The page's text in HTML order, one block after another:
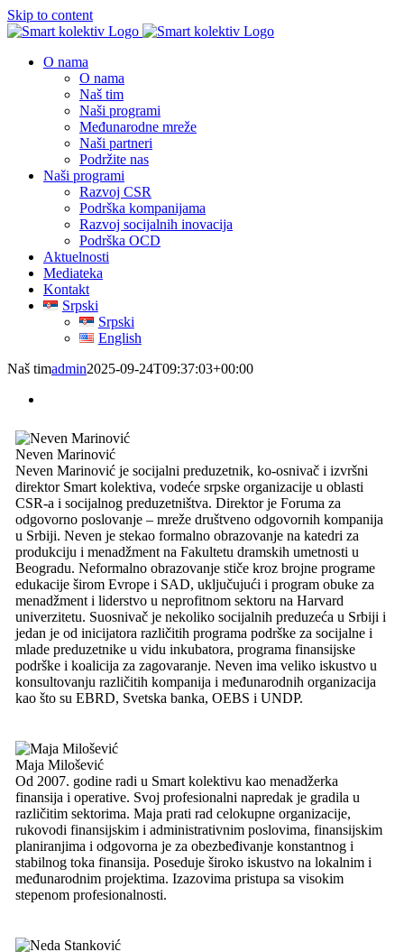
Skip to content
O nama
O nama
Naš tim
Naši programi
Međunarodne mreže
Naši partneri
Podržite nas
Naši programi
Razvoj CSR
Podrška kompanijama
Razvoj socijalnih inovacija
Podrška OCD
Aktuelnosti
Mediateka
Kontakt
Srpski
Srpski
English
Naš timadmin2025-09-24T09:37:03+00:00
Neven Marinović
Neven Marinović je socijalni preduzetnik, ko-osnivač i izvršni
direktor Smart kolektiva, vodeće srpske organizacije u oblasti
CSR-a i socijalnog preduzetništva. Direktor je Foruma za
odgovorno poslovanje – mreže društveno odgovornih kompanija
u Srbiji. Neven je stekao formalno obrazovanje na katedri za
produkciju i menadžment na Fakultetu dramskih umetnosti u
Beogradu. Neformalno obrazovanje stiče kroz brojne programe
edukacije širom Evrope i SAD, uključujući i program obuke za
menadžment i liderstvo u neprofitnom sektoru na Harvard
univerzitetu. Suosnivač je nekoliko socijalnih preduzeća u Srbiji i
jedan je od inicijatora različitih programa podrške za socijalne i
mlade preduzetnike u vidu inkubatora, programa finansijske
podrške i koalicija za zagovaranje. Neven ima veliko iskustvo u
konsultovanju različitih kompanija i međunarodnih organizacija
kao što su EBRD, Svetska banka, OEBS i UNDP.
Maja Milošević
Od 2007. godine radi u Smart kolektivu kao menadžerka
finansija i operative. Svoj profesionalni napredak je gradila u
različitim sektorima. Maja prati rad celokupne organizacije,
rukovodi finansijskim i administrativnim poslovima, finansijskim
planiranjima i odgovorna je za obezbeđivanje konstantnog i
stabilnog toka finansija. Poseduje široko iskustvo na lokalnim i
međunarodnim projektima. Izazovima pristupa sa visokim
stepenom profesionalnosti.